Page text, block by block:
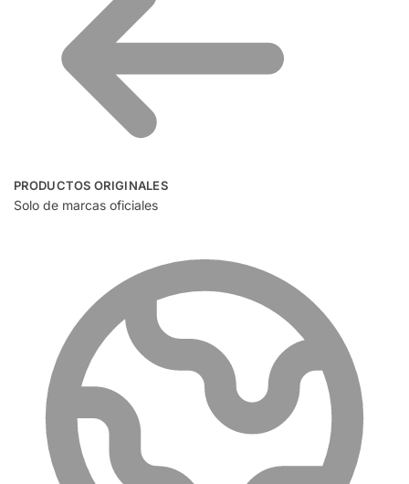
PRODUCTOS ORIGINALES
Solo de marcas oficiales